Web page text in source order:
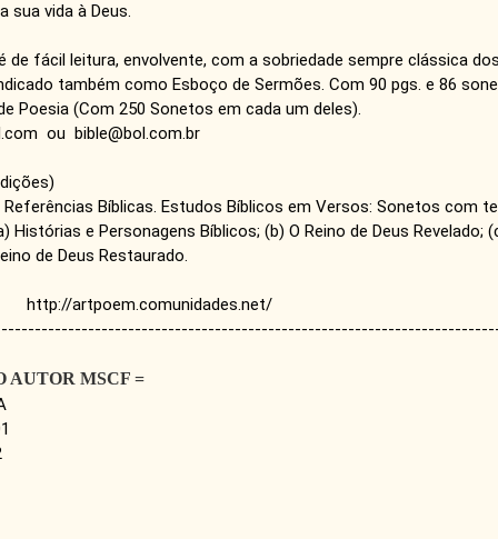
sua vida à Deus.
de fácil leitura, envolvente, com a sobriedade sempre clássica
também como Esboço de Sermões. Com 90 pgs. e 86
Poesia (Com 250 Sonetos em cada um deles).
ou bible@bol.com.br
Bíblicas. Estudos Bíblicos em Versos: Sonetos com
e Personagens Bíblicos; (b) O Reino de Deus Revelado;
de Deus Restaurado.
artpoem.comunidades.net/
AUTOR MSCF =